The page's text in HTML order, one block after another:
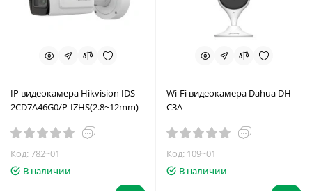
IP видеокамера Hikvision IDS-
2CD7A46G0/P-IZHS(2.8~12mm)
Код: 782~01
В наличии
Wi-Fi видеокамера Dahua DH-
C3A
Код: 109~01
В наличии